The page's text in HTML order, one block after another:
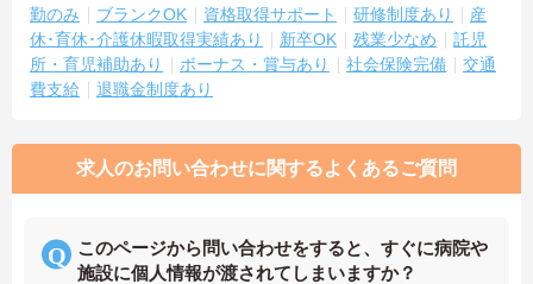
勤のみ
ブランクOK 資格取得サポート 研修制度あり
産
休･育休･介護休暇取得実績あり
新卒OK 残業少なめ
託児
所・育児補助あり
ボーナス・賞与あり 社会保険完備
交通
費支給
退職金制度あり
求人のお問い合わせに関するよくあるご質問
このページから問い合わせをすると、すぐに病院や
施設に個人情報が渡されてしまいますか？